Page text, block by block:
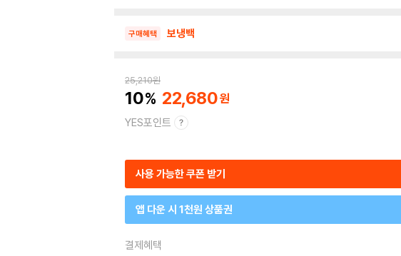
구매혜택 보냉백
25,210원
10 22,680
YES포인트
사용 가능한 쿠폰 받기
앱 다운 시 1천원 상품권
결제혜택